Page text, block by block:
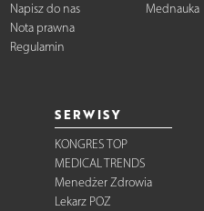
Napisz do nas
Nota prawna
Regulamin
Mednauka
SERWISY
KONGRES TOP
MEDICAL TRENDS
Menedżer Zdrowia
Lekarz POZ